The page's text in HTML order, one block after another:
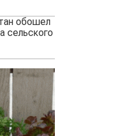
обошел
сельского